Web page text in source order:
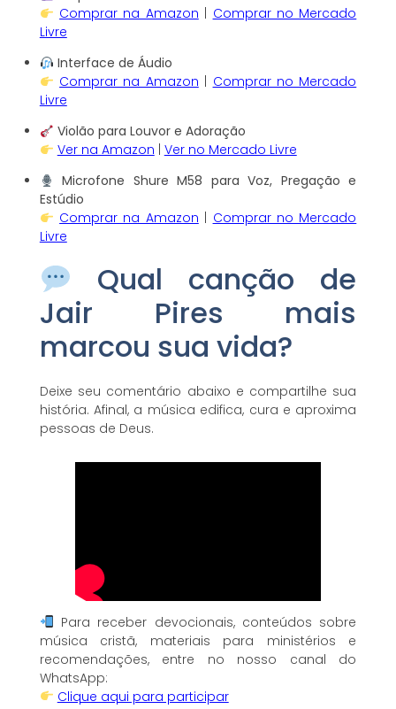
Comprar na Amazon
Comprar no Mercado
Livre
Interface de Áudio
Comprar na Amazon
Comprar no Mercado
Livre
Violão para Louvor e Adoração
Ver na Amazon Ver no Mercado Livre
Microfone Shure M58 para Voz, Pregação e
Estúdio
Comprar na Amazon
Comprar no Mercado
Livre
Qual canção de
Jair Pires mais
marcou sua vida?
Deixe seu comentário abaixo e compartilhe sua
história. Afinal, a música edifica, cura e aproxima
pessoas de Deus.
Para receber devocionais, conteúdos sobre
música cristã, materiais para ministérios e
recomendações, entre no nosso canal do
WhatsApp:
Clique aqui para participar